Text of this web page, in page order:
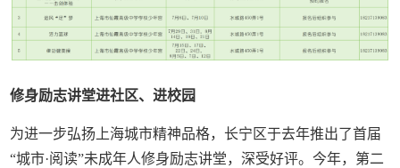
修身励志讲堂进社区、进校园
为进一步弘扬上海城市精神品格，长宁区于去年推出了首届
“城市·阅读”未成年人修身励志讲堂，深受好评。今年，第二